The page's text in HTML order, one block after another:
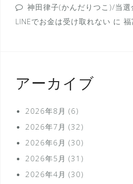
神田律子(かんだりつこ)/当
LINEでお金は受け取れない に 福
アーカイブ
2026年8月 (6)
2026年7月 (32)
2026年6月 (30)
2026年5月 (31)
2026年4月 (30)